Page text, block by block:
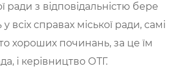
ради з відповідальністю бере
всіх справах міської ради, самі
хороших починань, за це їм
і керівництво ОТГ.